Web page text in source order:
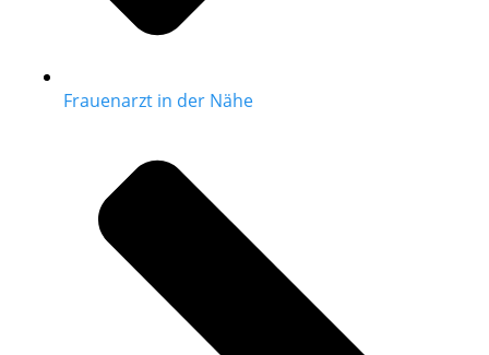
Frauenarzt in der Nähe